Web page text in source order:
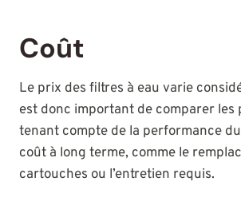
Coût
Le prix des filtres à eau varie
est donc important de comparer les
tenant compte de la performance
coût à long terme, comme le
cartouches ou l’entretien requis.